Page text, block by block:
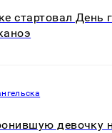
стартовал День
девочку